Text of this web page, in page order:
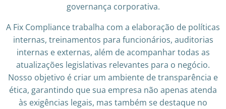
governança corporativa.
A Fix Compliance trabalha com a elaboração de políticas
internas, treinamentos para funcionários, auditorias
internas e externas, além de acompanhar todas as
atualizações legislativas relevantes para o negócio.
Nosso objetivo é criar um ambiente de transparência e
ética, garantindo que sua empresa não apenas atenda
às exigências legais, mas também se destaque no